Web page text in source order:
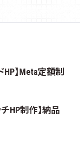
】Meta定額制
チHP制作】納品